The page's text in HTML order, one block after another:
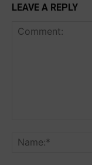
LEAVE A REPLY